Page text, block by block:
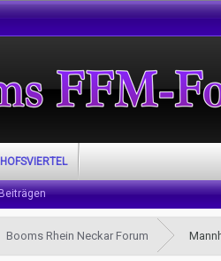
Booms Rhein Neckar Forum